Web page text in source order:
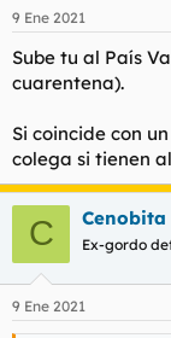
e
:
9 Ene 2021
Sube tu al País
cuarentena).
Si coincide con
colega si tienen
C Cenobita
Ex-gordo
9 Ene 2021